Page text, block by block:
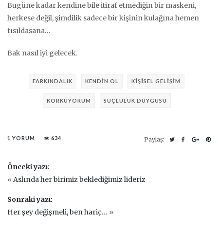
Bugüne kadar kendine bile itiraf etmediğin bir maskeni,
herkese değil, şimdilik sadece bir kişinin kulağına hemen
fısıldasana…
Bak nasıl iyi gelecek.
FARKINDALIK KENDIN OL KIŞISEL GELIŞIM
KORKUYORUM SUÇLULUK DUYGUSU
1 YORUM 634 Paylaş:
Önceki yazı:
« Aslında her birimiz beklediğimiz lideriz
Sonraki yazı:
Her şey değişmeli, ben hariç… »